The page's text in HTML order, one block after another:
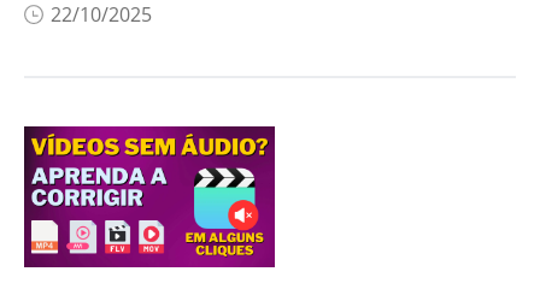
22/10/2025